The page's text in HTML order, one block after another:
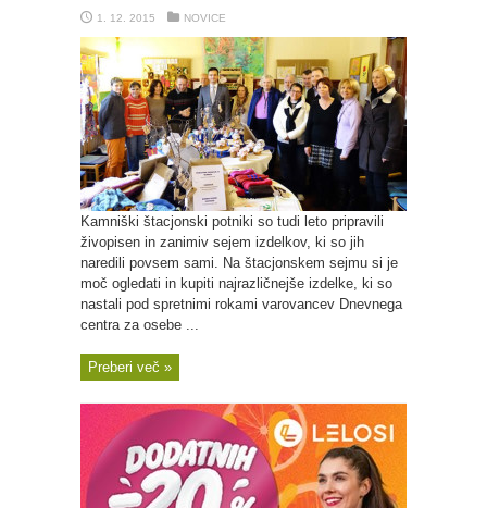
1. 12. 2015 NOVICE
Kamniški štacjonski potniki so tudi leto pripravili
živopisen in zanimiv sejem izdelkov, ki so jih
naredili povsem sami. Na štacjonskem sejmu si je
moč ogledati in kupiti najrazličnejše izdelke, ki so
nastali pod spretnimi rokami varovancev Dnevnega
centra za osebe ...
Preberi več »